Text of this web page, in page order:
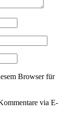
Browser für
via E-